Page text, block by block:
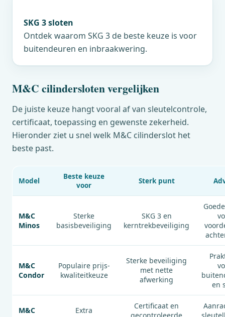
SKG 3 sloten
Ontdek waarom SKG 3 de beste keuze is voor
buitendeuren en inbraakwering.
M&Ccilindersloten vergelijken
De juiste keuze hangt vooral af van sleutelcontrole,
certificaat, toepassing en gewenste zekerheid.
Hieronder ziet u snel welk M&C cilinderslot het
beste past.
Model
Beste keuze
voor
Sterk punt
M&C
Minos
Sterke
basisbeveiliging
SKG 3 en
kerntrekbeveiliging
M&C
Condor
Populaire prijs-
kwaliteitkeuze
Sterke beveiliging
met nette
afwerking
en
M&C
Extra
Certificaat en